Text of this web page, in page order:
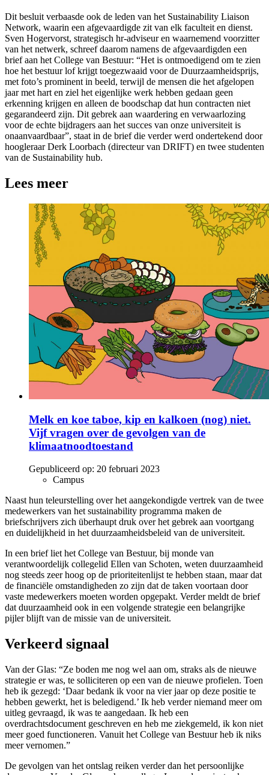
Dit besluit verbaasde ook de leden van het Sustainability Liaison
Network, waarin een afgevaardigde zit van elk faculteit en dienst.
Sven Hogervorst, strategisch hr-adviseur en waarnemend voorzitter
van het netwerk, schreef daarom namens de afgevaardigden een
brief aan het College van Bestuur: “Het is ontmoedigend om te zien
hoe het bestuur lof krijgt toegezwaaid voor de Duurzaamheidsprijs,
met foto’s prominent in beeld, terwijl de mensen die het afgelopen
jaar met hart en ziel het eigenlijke werk hebben gedaan geen
erkenning krijgen en alleen de boodschap dat hun contracten niet
gegarandeerd zijn. Dit gebrek aan waardering en verwaarlozing
voor de echte bijdragers aan het succes van onze universiteit is
onaanvaardbaar”, staat in de brief die verder werd ondertekend door
hoogleraar Derk Loorbach (directeur van DRIFT) en twee studenten
van de Sustainability hub.
Lees meer
Melk en koe taboe, kip en kalkoen (nog) niet.
Vijf vragen over de gevolgen van de
klimaatnoodtoestand
Gepubliceerd op: 20 februari 2023
Campus
Naast hun teleurstelling over het aangekondigde vertrek van de twee
medewerkers van het sustainability programma maken de
briefschrijvers zich überhaupt druk over het gebrek aan voortgang
en duidelijkheid in het duurzaamheidsbeleid van de universiteit.
In een brief liet het College van Bestuur, bij monde van
verantwoordelijk collegelid Ellen van Schoten, weten duurzaamheid
nog steeds zeer hoog op de prioriteitenlijst te hebben staan, maar dat
de financiële omstandigheden zo zijn dat de taken voortaan door
vaste medewerkers moeten worden opgepakt. Verder meldt de brief
dat duurzaamheid ook in een volgende strategie een belangrijke
pijler blijft van de missie van de universiteit.
Verkeerd signaal
Van der Glas: “Ze boden me nog wel aan om, straks als de nieuwe
strategie er was, te solliciteren op een van de nieuwe profielen. Toen
heb ik gezegd: ‘Daar bedank ik voor na vier jaar op deze positie te
hebben gewerkt, het is beledigend.’ Ik heb verder niemand meer om
uitleg gevraagd, ik was te aangedaan. Ik heb een
overdrachtsdocument geschreven en heb me ziekgemeld, ik kon niet
meer goed functioneren. Vanuit het College van Bestuur heb ik niks
meer vernomen.”
De gevolgen van het ontslag reiken verder dan het persoonlijke